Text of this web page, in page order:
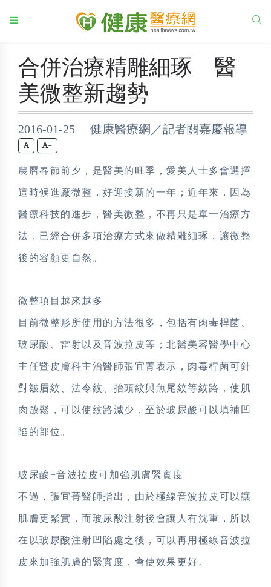
合併治療精雕細琢 醫
美微整新趨勢
2016-01-25 健康醫療網／記者關嘉慶報導
+
農曆春節前夕，是醫美的旺季，愛美人士多會選擇
這時候進廠微整，好迎接新的一年；近年來，因為
醫療科技的進步，醫美微整，不再只是單一治療方
法，已經合併多項治療方式來做精雕細琢，讓微整
後的容顏更自然。
微整項目越來越多
目前微整形所使用的方法很多，包括有肉毒桿菌、
玻尿酸、雷射以及音波拉皮等；北醫美容醫學中心
主任暨皮膚科主治醫師張宜菁表示，肉毒桿菌可針
對皺眉紋、法令紋、抬頭紋與魚尾紋等紋路，使肌
肉放鬆，可以使紋路減少，至於玻尿酸可以填補凹
陷的部位。
玻尿酸+音波拉皮可加強肌膚緊實度
不過，張宜菁醫師指出，由於極線音波拉皮可以讓
肌膚更緊實，而玻尿酸注射後會讓人有沈重，所以
在以玻尿酸注射凹陷處之後，可以再用極線音波拉
皮來加強肌膚的緊實度，會使效果更好。